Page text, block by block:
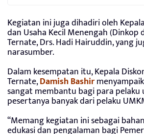
Kegiatan ini juga dihadiri oleh
dan Usaha Kecil Menengah (Dinkop
Ternate, Drs. Hadi Hairuddin, yang
narasumber.
Dalam kesempatan itu, Kepala
Ternate,Damish Bashir
sangat membantu bagi para pelaku
pesertanya banyak dari pelaku
“Memang kegiatan ini sebagai
edukasi dan pengalaman bagi